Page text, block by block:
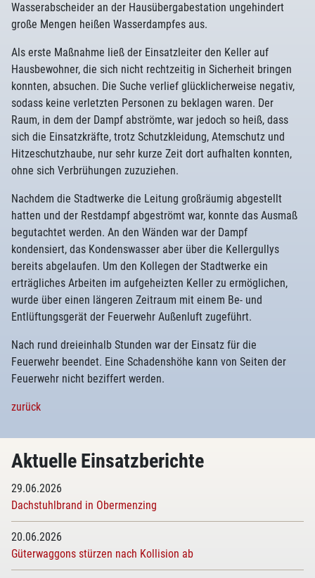
Wasserabscheider an der Hausübergabestation ungehindert
große Mengen heißen Wasserdampfes aus.
Als erste Maßnahme ließ der Einsatzleiter den Keller auf
Hausbewohner, die sich nicht rechtzeitig in Sicherheit bringen
konnten, absuchen. Die Suche verlief glücklicherweise negativ,
sodass keine verletzten Personen zu beklagen waren. Der
Raum, in dem der Dampf abströmte, war jedoch so heiß, dass
sich die Einsatzkräfte, trotz Schutzkleidung, Atemschutz und
Hitzeschutzhaube, nur sehr kurze Zeit dort aufhalten konnten,
ohne sich Verbrühungen zuzuziehen.
Nachdem die Stadtwerke die Leitung großräumig abgestellt
hatten und der Restdampf abgeströmt war, konnte das Ausmaß
begutachtet werden. An den Wänden war der Dampf
kondensiert, das Kondenswasser aber über die Kellergullys
bereits abgelaufen. Um den Kollegen der Stadtwerke ein
erträgliches Arbeiten im aufgeheizten Keller zu ermöglichen,
wurde über einen längeren Zeitraum mit einem Be- und
Entlüftungsgerät der Feuerwehr Außenluft zugeführt.
Nach rund dreieinhalb Stunden war der Einsatz für die
Feuerwehr beendet. Eine Schadenshöhe kann von Seiten der
Feuerwehr nicht beziffert werden.
zurück
Aktuelle Einsatzberichte
29.06.2026
Dachstuhlbrand in Obermenzing
20.06.2026
Güterwaggons stürzen nach Kollision ab